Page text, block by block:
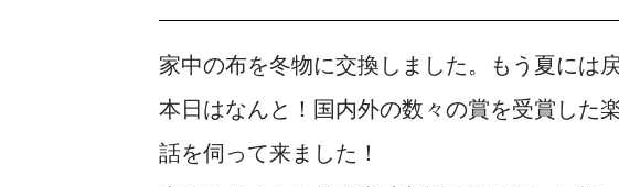
家中の布を冬物に交換しました。もう夏には
本日はなんと！国内外の数々の賞を受賞した
話を伺って来ました！